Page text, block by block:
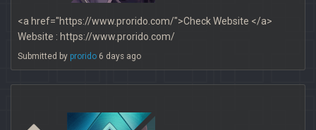
<a href="https://www.prorido.com/">Check Website </a>
Website : https://www.prorido.com/
Submitted by prorido 6 days ago